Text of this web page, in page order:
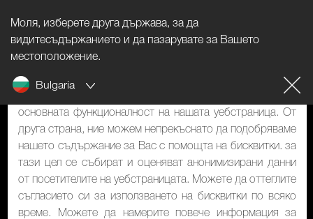
Моля, изберете друга държава, за да
видитесъдържанието и да пазарувате за Вашето
местоположение.
Bulgaria
Указание за бисквитките
Нашият уебстраница използва бисквитки. Те имат две
функции: От една страна, те са необходими за
основната функционалност на нашата уебстраница. От
друга страна, ние можем непрекъснато да подобряваме
нашето съдържание за Вас с помощта на бисквитки. за
тази цел се събират и оценяват анонимизирани данни
от посетителите на уебстраницата. Можете да оттеглите
съгласието си за използването на бисквитки по всяко
време. Можете да намерите повече информация за